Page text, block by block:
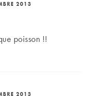
2013
poisson !!
2013